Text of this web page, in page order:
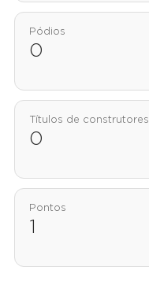
Pódios
0
Títulos de construtores
0
Pontos
1